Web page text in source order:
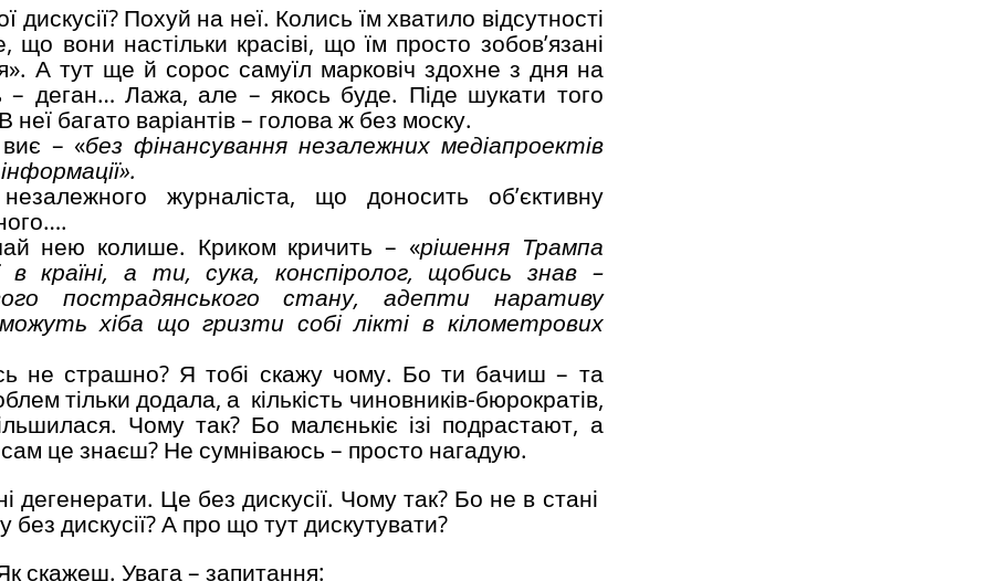
Похуй на неї. Колись їм хватило відсутності
вони настільки красіві, що їм просто зобов’язані
А тут ще й сорос самуїл марковіч здохне з дня на
– деган… Лажа, але – якось буде. Піде шукати того
неї багато варіантів – голова ж без моску.
– «без фінансування незалежних медіапроектів
журналіста, що доносить об’єктивну
нею колише. Криком кричить – «рішення Трампа
в країні, а ти, сука, конспіролог, щобись знав –
пострадянського стану, адепти наративу
хіба що гризти собі лікті в кілометрових
не страшно? Я тобі скажу чому. Бо ти бачиш – та
тільки додала, а кількість чиновників-бюрократів,
Чому так? Бо малєнькіє ізі подрастают, а
це знаєш? Не сумніваюсь – просто нагадую.
дегенерати. Це без дискусії. Чому так? Бо не в стані
дискусії? А про що тут дискутувати?
скажеш. Увага – запитання: